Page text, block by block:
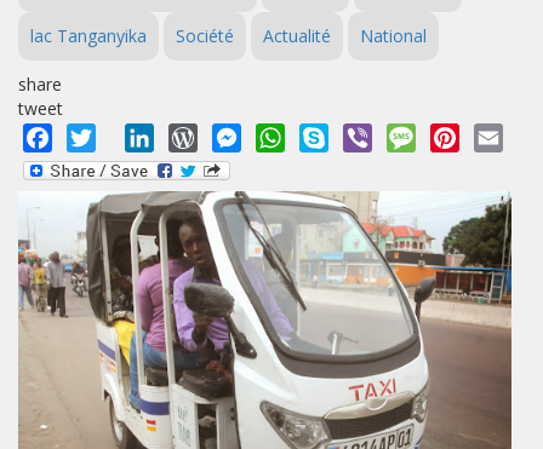
lac Tanganyika Société Actualité National
share
tweet
Facebook
Twitter LinkedInWordPressMessengerWhatsApp
Skype Viber MessagePinterest